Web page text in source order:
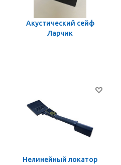
Акустический сейф
Ларчик
Нелинейный локатор